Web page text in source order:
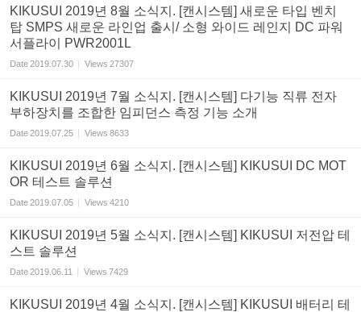
KIKUSUI 2019년 8월 소식지. [캔시스템] 새로운 타입 벤치
탑 SMPS 새로운 라인업 출시/ 소형 와이드 레인지 DC 파워
서플라이 PWR2001L
Date2019.07.30 Views 27307
KIKUSUI 2019년 7월 소식지. [캔시스템] 다기능 직류 전자
부하장치를 조합한 임피던스 측정 기능 소개
Date2019.07.25 Views 8633
KIKUSUI 2019년 6월 소식지. [캔시스템] KIKUSUI DC MOT
OR 테스트 솔루션
Date2019.07.05 Views 4210
KIKUSUI 2019년 5월 소식지. [캔시스템] KIKUSUI 저전압 테
스트 솔루션
Date2019.06.11 Views 7429
KIKUSUI 2019년 4월 소식지. [캔시스템] KIKUSUI 배터리 테